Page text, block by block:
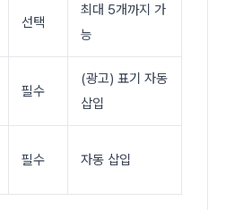
선택
최대 5개까지 가
능
필수
(광고) 표기 자동
삽입
필수 자동 삽입